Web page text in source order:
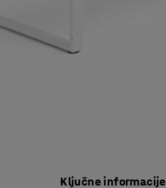
Ključne informacije